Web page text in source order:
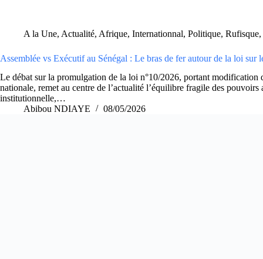
A la Une, Actualité, Afrique, Internationnal, Politique, Rufisque,
Assemblée vs Exécutif au Sénégal : Le bras de fer autour de la loi sur
Le débat sur la promulgation de la loi n°10/2026, portant modification
nationale, remet au centre de l’actualité l’équilibre fragile des
institutionnelle,…
Abibou NDIAYE
08/05/2026